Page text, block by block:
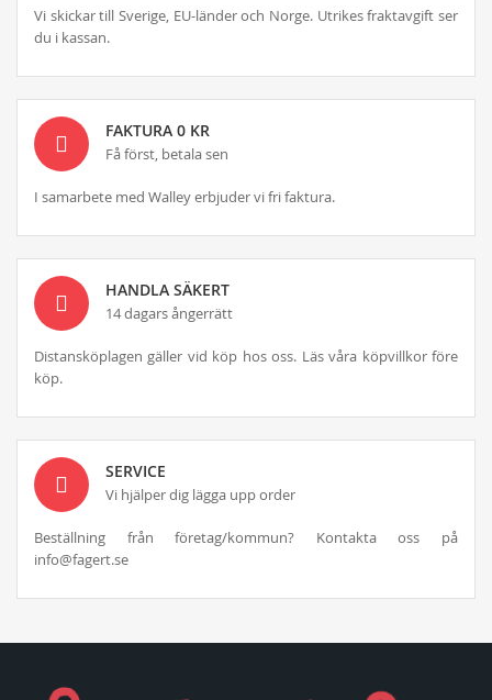
Vi skickar till Sverige, EU-länder och Norge. Utrikes fraktavgift ser
du i kassan.
FAKTURA 0 KR
Få först, betala sen
I samarbete med Walley erbjuder vi fri faktura.
HANDLA SÄKERT
14 dagars ångerrätt
Distansköplagen gäller vid köp hos oss. Läs våra köpvillkor före
köp.
SERVICE
Vi hjälper dig lägga upp order
Beställning från företag/kommun? Kontakta oss på
info@fagert.se